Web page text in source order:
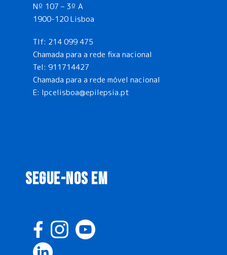
Nº 107 – 3º A
1900-120 Lisboa
Tlf: 214 099 475
Chamada para a rede fixa nacional
Tel: 911714427
Chamada para a rede móvel nacional
E: lpcelisboa@epilepsia.pt
SEGUE-NOS EM